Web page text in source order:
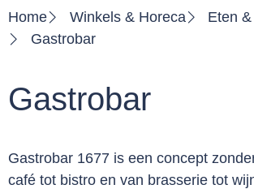
Home Winkels & Horeca
Eten
Gastrobar
Gastrobar
Gastrobar 1677 is een concept
café tot bistro en van brasserie tot